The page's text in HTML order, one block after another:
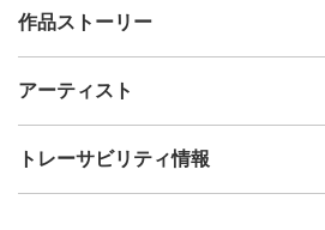
出品者
制作年
アクリル
作品ストーリー
雪山とむき出しの赤茶けた大地の対比が
アーティスト
Issey
フォローする
トレーサビリティ情報